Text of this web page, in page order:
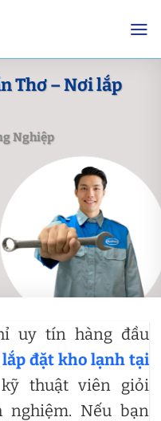
Thơ – Nơi lắp
Nghiệp
uy tín hàng đầu
đặt kho lạnh tại
thuật viên giỏi
nghiệm. Nếu bạn